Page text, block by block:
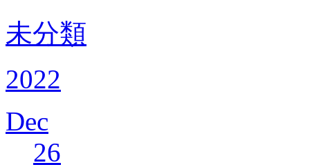
未分類
2022
Dec
26